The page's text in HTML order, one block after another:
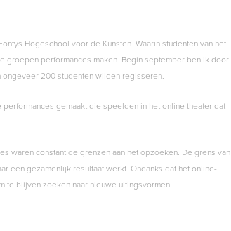
Hogeschool voor de Kunsten. Waarin studenten van het
groepen performances maken. Begin september ben ik door
200 studenten wilden regisseren.
gemaakt die speelden in het online theater dat
waren constant de grenzen aan het opzoeken. De grens van
een gezamenlijk resultaat werkt. Ondanks dat het online-
te blijven zoeken naar nieuwe uitingsvormen.